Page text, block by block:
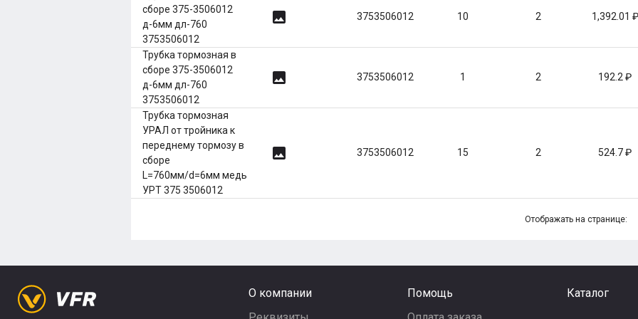
сборе 375-3506012
д-6мм дл-760
3753506012
image 3753506012 10 2 1,392.01
Трубка тормозная в
сборе 375-3506012
д-6мм дл-760
3753506012
image 3753506012 1 2 192.2
Трубка тормозная
УРАЛ от тройника к
переднему тормозу в
сборе
L=760мм/d=6мм медь
УРТ 375 3506012
image 3753506012 15 2 524.7
Отображать на странице:
О компании
Помощь
Каталог